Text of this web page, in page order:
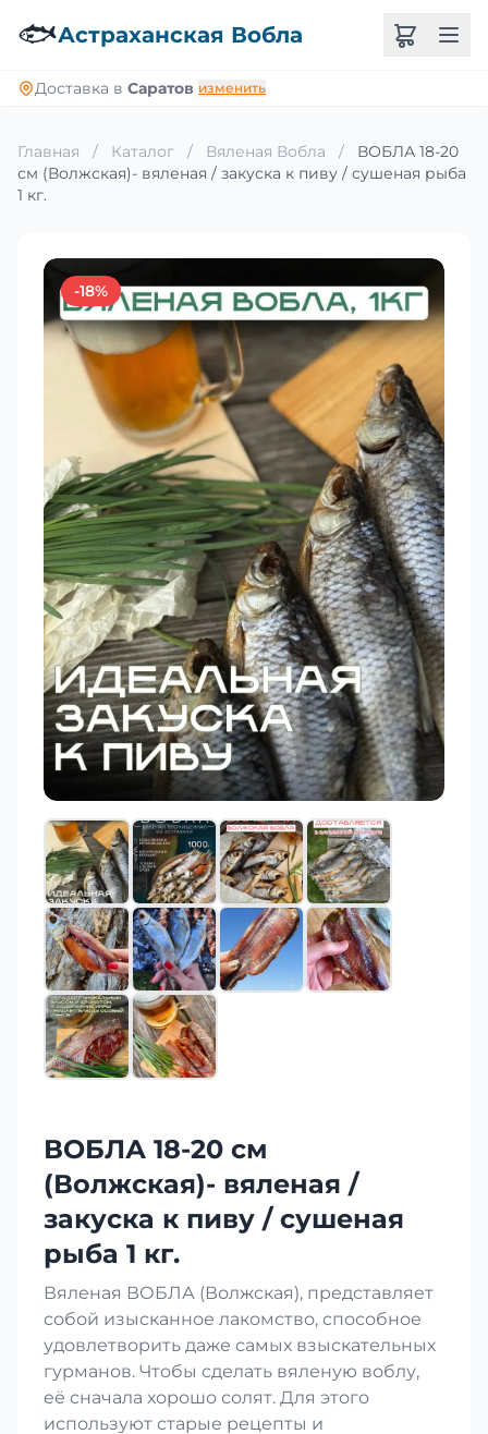
🐟Астраханская Вобла
Доставка в Саратов изменить
Главная / Каталог / Вяленая Вобла /
ВОБЛА 18-20
см (Волжская)- вяленая / закуска к пиву / сушеная рыба
1 кг.
-18%
ВОБЛА 18-20 см
(Волжская)- вяленая /
закуска к пиву / сушеная
рыба 1 кг.
Вяленая ВОБЛА (Волжская), представляет
собой изысканное лакомство, способное
удовлетворить даже самых взыскательных
гурманов. Чтобы сделать вяленую воблу,
её сначала хорошо солят. Для этого
используют старые рецепты и